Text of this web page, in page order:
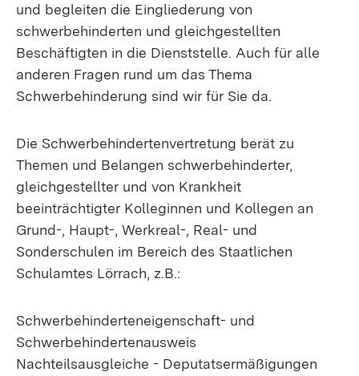
und begleiten die Eingliederung von
schwerbehinderten und gleichgestellten
Beschäftigten in die Dienststelle. Auch für alle
anderen Fragen rund um das Thema
Schwerbehinderung sind wir für Sie da.
Die Schwerbehindertenvertretung berät zu
Themen und Belangen schwerbehinderter,
gleichgestellter und von Krankheit
beeinträchtigter Kolleginnen und Kollegen an
Grund-, Haupt-, Werkreal-, Real- und
Sonderschulen im Bereich des Staatlichen
Schulamtes Lörrach, z.B.:
Schwerbehinderteneigenschaft- und
Schwerbehindertenausweis
Nachteilsausgleiche - Deputatsermäßigungen